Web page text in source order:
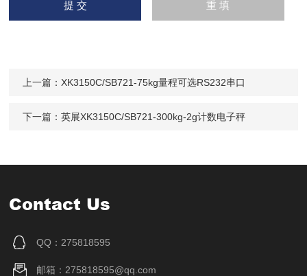
上一篇： XK3150C/SB721-75kg量程可选RS232串口
下一篇：英展XK3150C/SB721-300kg-2g计数电子秤
Contact Us
QQ：275818595
邮箱：275818595@qq.com